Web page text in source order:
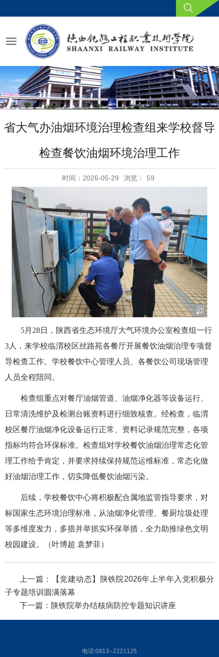
省大气办油烟环境治理检查组来学校督导
检查餐饮油烟环境治理工作
时间：2026-05-29 浏览： 59
5月28日，陕西省生态环境厅大气环境办公室检查组一行
3人，来学校临渭校区丝路苑各餐厅开展餐饮油烟治理专项督
导检查工作。学校餐饮中心管理人员、各餐饮公司现场管理
人员全程陪同。
检查组重点对餐厅油烟管道、油烟净化器等设备运行、
日常清洗维护及检测台账资料进行细致核查。经检查，临渭
校区餐厅油烟净化设备运行正常、资料记录规范完整，各项
指标均符合环保标准。检查组对学校餐饮油烟治理常态化管
理工作给予肯定，并要求持续保持规范运维标准，常态化做
好油烟治理工作，切实降低餐饮油烟污染。
后续，学校餐饮中心将积极配合属地监管指导要求，对
标国家生态环境治理标准，从油烟净化管理、餐厨垃圾处理
等多维度发力，多措并举抓实环保举措，全力助推绿色文明
校园建设。（叶博超 袁梦菲）
上一篇：
【党建动态】陕铁院2026年上半年入党积极分
子专题培训圆满落幕
下一篇： 陕铁院举办结核病防控专题知识讲座
电话:0913--2221125